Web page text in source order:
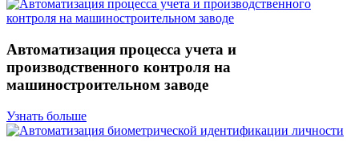
Автоматизация процесса учета и
производственного контроля на
машиностроительном заводе
Узнать больше